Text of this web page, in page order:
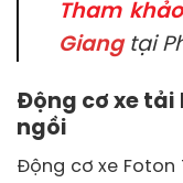
Tham
Giangtại
Động cơ xe tải
ngồi
Động cơ xe